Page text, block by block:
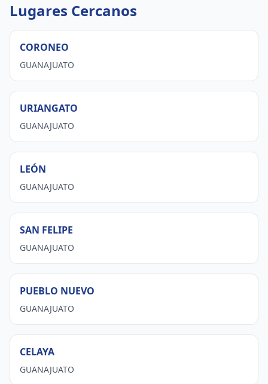
Lugares Cercanos
CORONEO
GUANAJUATO
URIANGATO
GUANAJUATO
LEÓN
GUANAJUATO
SAN FELIPE
GUANAJUATO
PUEBLO NUEVO
GUANAJUATO
CELAYA
GUANAJUATO